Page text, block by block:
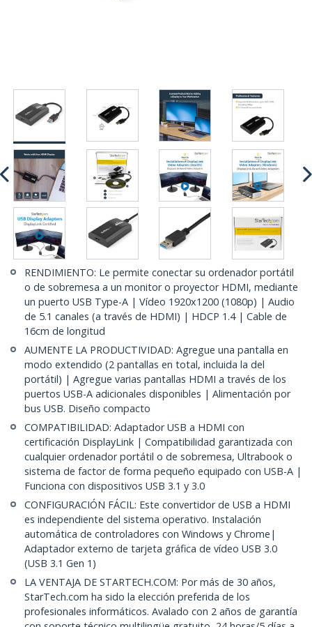
RENDIMIENTO: Le permite conectar su ordenador portátil
o de sobremesa a un monitor o proyector HDMI, mediante
un puerto USB Type-A | Vídeo 1920x1200 (1080p) | Audio
de 5.1 canales (a través de HDMI) | HDCP 1.4 | Cable de
16cm de longitud
AUMENTE LA PRODUCTIVIDAD: Agregue una pantalla en
modo extendido (2 pantallas en total, incluida la del
portátil) | Agregue varias pantallas HDMI a través de los
puertos USB-A adicionales disponibles | Alimentación por
bus USB. Diseño compacto
COMPATIBILIDAD: Adaptador USB a HDMI con
certificación DisplayLink | Compatibilidad garantizada con
cualquier ordenador portátil o de sobremesa, Ultrabook o
sistema de factor de forma pequeño equipado con USB-A |
Funciona con dispositivos USB 3.1 y 3.0
CONFIGURACIÓN FÁCIL: Este convertidor de USB a HDMI
es independiente del sistema operativo. Instalación
automática de controladores con Windows y Chrome|
Adaptador externo de tarjeta gráfica de vídeo USB 3.0
(USB 3.1 Gen 1)
LA VENTAJA DE STARTECH.COM: Por más de 30 años,
StarTech.com ha sido la elección preferida de los
profesionales informáticos. Avalado con 2 años de garantía